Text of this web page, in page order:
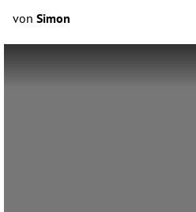
von Simon